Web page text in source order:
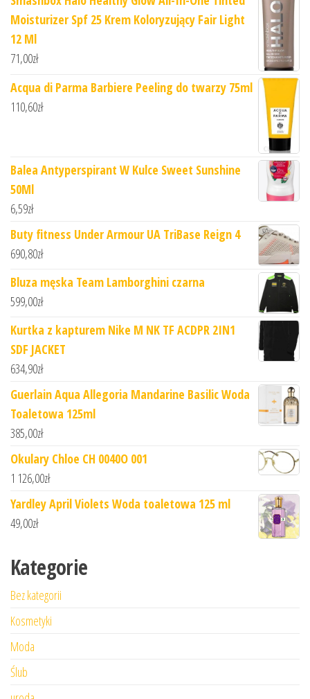
Moisturizer Spf 25 Krem Koloryzujący Fair Light
12 Ml
71,00zł
Acqua di Parma Barbiere Peeling do twarzy 75ml
110,60zł
Balea Antyperspirant W Kulce Sweet Sunshine
50Ml
6,59zł
Buty fitness Under Armour UA TriBase Reign 4
690,80zł
Bluza męska Team Lamborghini czarna
599,00zł
Kurtka z kapturem Nike M NK TF ACDPR 2IN1
SDF JACKET
634,90zł
Guerlain Aqua Allegoria Mandarine Basilic Woda
Toaletowa 125ml
385,00zł
Okulary Chloe CH 0040O 001
1 126,00zł
Yardley April Violets Woda toaletowa 125 ml
49,00zł
Kategorie
Bez kategorii
Kosmetyki
Moda
Ślub